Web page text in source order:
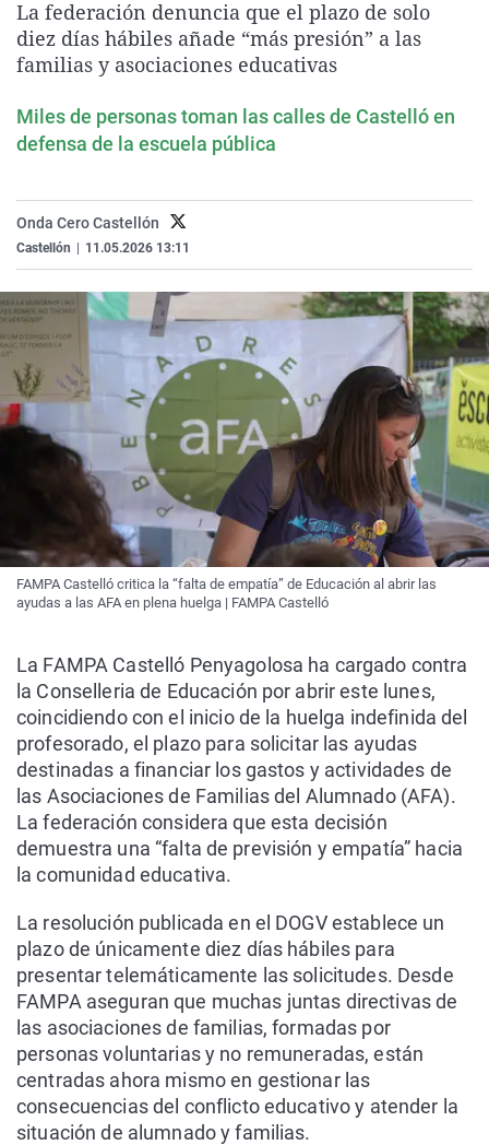
La rosa de los vientos
Gente viajera
Caso
Retornados
Extremadura
Galicia
Virales
Televisión
La federación denuncia que el plazo de solo
diez días hábiles añade “más presión” a las
familias y asociaciones educativas
Miles de personas toman las calles de Castelló en
defensa de la escuela pública
Onda Cero Castellón
Castellón 11.05.2026 13:11
FAMPA Castelló critica la “falta de empatía” de Educación al abrir las
ayudas a las AFA en plena huelga | FAMPA Castelló
La FAMPA Castelló Penyagolosa ha cargado contra
la Conselleria de Educación por abrir este lunes,
coincidiendo con el inicio de la huelga indefinida del
profesorado, el plazo para solicitar las ayudas
destinadas a financiar los gastos y actividades de
las Asociaciones de Familias del Alumnado (AFA).
La federación considera que esta decisión
demuestra una “falta de previsión y empatía” hacia
la comunidad educativa.
La resolución publicada en el DOGV establece un
plazo de únicamente diez días hábiles para
presentar telemáticamente las solicitudes. Desde
FAMPA aseguran que muchas juntas directivas de
las asociaciones de familias, formadas por
personas voluntarias y no remuneradas, están
centradas ahora mismo en gestionar las
consecuencias del conflicto educativo y atender la
situación de alumnado y familias.